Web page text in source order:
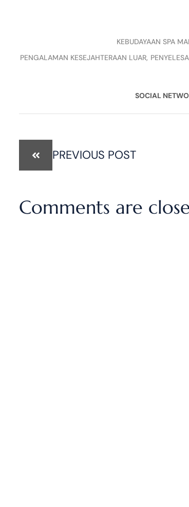
KEBUDAYAAN SPA
PENGALAMAN KESEJAHTERAAN LUAR
SOCIAL
PREVIOUS POST
Comments are